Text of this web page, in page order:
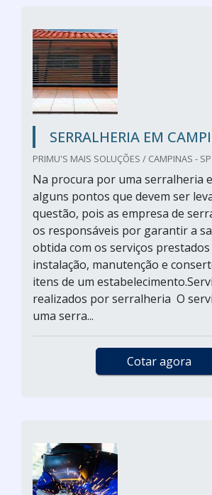
SERRALHERIA EM
PRIMU'S MAIS SOLUÇÕES / CAMPINAS - SP
Na procura por uma serralheria
alguns pontos que devem ser
questão, pois as empresa de
os responsáveis por garantir a
obtida com os serviços
instalação, manutenção e
itens de um
realizados por serralheria O
uma serra...
Cotar agora